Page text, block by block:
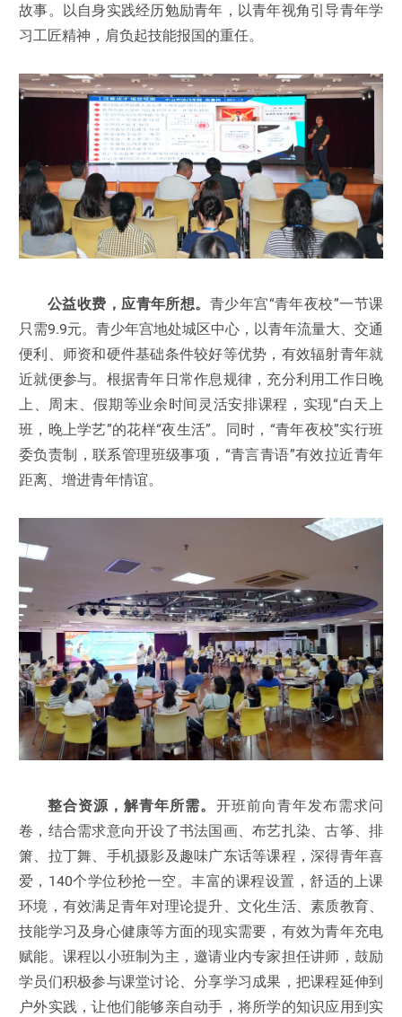
故事。以自身实践经历勉励青年，以青年视角引导青年学
习工匠精神，肩负起技能报国的重任。
公益收费，应青年所想。 青少年宫“青年夜校”一节课
只需9.9元。青少年宫地处城区中心，以青年流量大、交通
便利、师资和硬件基础条件较好等优势，有效辐射青年就
近就便参与。根据青年日常作息规律，充分利用工作日晚
上、周末、假期等业余时间灵活安排课程，实现“白天上
班，晚上学艺”的花样“夜生活”。同时，“青年夜校”实行班
委负责制，联系管理班级事项，“青言青语”有效拉近青年
距离、增进青年情谊。
整合资源，解青年所需。 开班前向青年发布需求问
卷，结合需求意向开设了书法国画、布艺扎染、古筝、排
箫、拉丁舞、手机摄影及趣味广东话等课程，深得青年喜
爱，140个学位秒抢一空。丰富的课程设置，舒适的上课
环境，有效满足青年对理论提升、文化生活、素质教育、
技能学习及身心健康等方面的现实需要，有效为青年充电
赋能。课程以小班制为主，邀请业内专家担任讲师，鼓励
学员们积极参与课堂讨论、分享学习成果，把课程延伸到
户外实践，让他们能够亲自动手，将所学的知识应用到实